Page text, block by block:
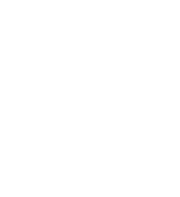
персональных данных